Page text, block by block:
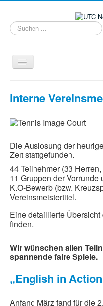
Suchen
...
Navigation
Kinder & Jugend
Neuanmeldung/Tarife
Plätze
Kontakt
Meisterschaft
Fotos
Forderungspyramide
interne
Die Auslosung der
Zeit stattgefunden.
44 Teilnehmer (33
11 Gruppen der
K.O-Bewerb (bzw.
Vereinsmeistertitel.
Eine detaillierte
finden.
Wir wünschen allen
spannende faire Spiele.
„English in
Anfang März fand für die